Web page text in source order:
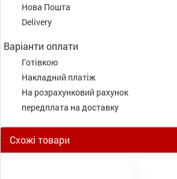
Нова Пошта
Delivery
Варіанти оплати
Готівкою
Накладний платіж
На розрахунковий рахунок
передплата на доставку
Схожі товари